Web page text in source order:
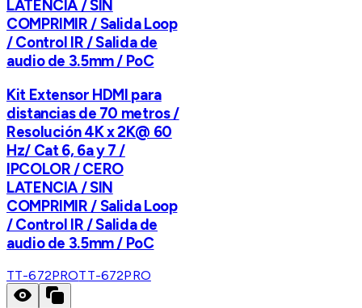
LATENCIA / SIN
COMPRIMIR / Salida Loop
/ Control IR / Salida de
audio de 3.5mm / PoC
Kit Extensor HDMI para
distancias de 70 metros /
Resolución 4K x 2K@ 60
Hz/ Cat 6, 6a y 7 /
IPCOLOR / CERO
LATENCIA / SIN
COMPRIMIR / Salida Loop
/ Control IR / Salida de
audio de 3.5mm / PoC
TT-672PROTT-672PRO